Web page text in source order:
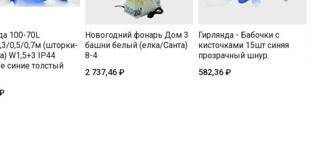
100-70L
0,5/0,7м (шторки-
W1,5+3 IP44
синие толстый
Новогодний фонарь Дом 3
башни белый (елка/Санта)
8-4
2 737,46 ₽
Гирлянда - Бабочки с
кисточками 15шт синяя
прозрачный шнур.
582,36 ₽